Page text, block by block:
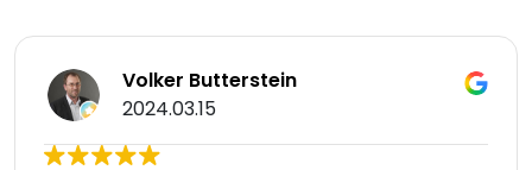
Volker Butterstein
2024.03.15